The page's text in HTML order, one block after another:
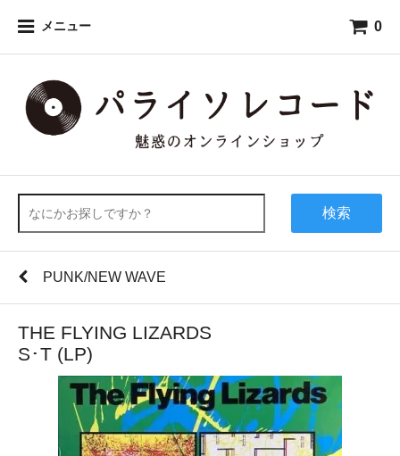
メニュー 0
検索
PUNK/NEW WAVE
THE FLYING LIZARDS
S･T (LP)